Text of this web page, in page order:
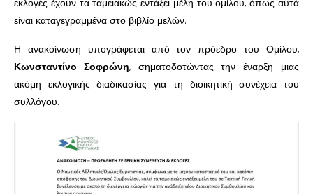
εκλογές έχουν τα ταμειακώς εντάξει μέλη του ομίλου, όπως αυτά
είναι καταγεγραμμένα στο βιβλίο μελών.
Η ανακοίνωση υπογράφεται από τον πρόεδρο του Ομίλου,
Κωνσταντίνο Σοφρώνη, σηματοδοτώντας την έναρξη μιας
ακόμη εκλογικής διαδικασίας για τη διοικητική συνέχεια του
συλλόγου.